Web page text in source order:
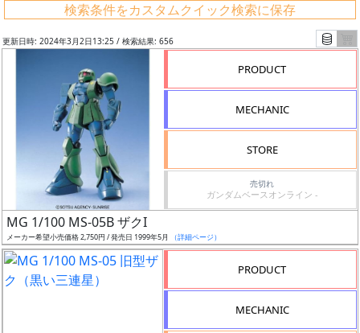
検索条件をカスタムクイック検索に保存
フ
リ
ー
ワ
更新日時: 2024年3月2日13:25 / 検索結果: 656
PRODUCT
MECHANIC
STORE
売切れ
ガンダムベースオンライン -
MG 1/100 MS-05B ザクI
メーカー希望小売価格 2,750円 / 発売日 1999年5月 （詳細ページ）
PRODUCT
MECHANIC